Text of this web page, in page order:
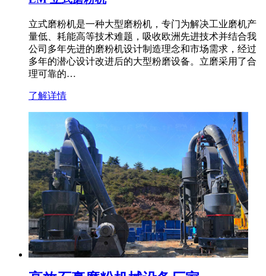
立式磨粉机是一种大型磨粉机，专门为解决工业磨机产
量低、耗能高等技术难题，吸收欧洲先进技术并结合我
公司多年先进的磨粉机设计制造理念和市场需求，经过
多年的潜心设计改进后的大型粉磨设备。立磨采用了合
理可靠的…
了解详情